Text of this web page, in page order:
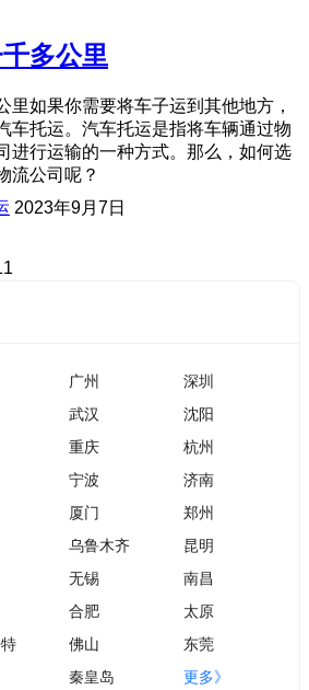
多公里
里如果你需要将车子运到其他地方，
车托运。汽车托运是指将车辆通过物
进行运输的一种方式。那么，如何选
流公司呢？
2023年9月7日
广州
深圳
武汉
沈阳
重庆
杭州
宁波
济南
厦门
郑州
乌鲁木齐
昆明
无锡
南昌
合肥
太原
佛山
东莞
秦皇岛 更多》